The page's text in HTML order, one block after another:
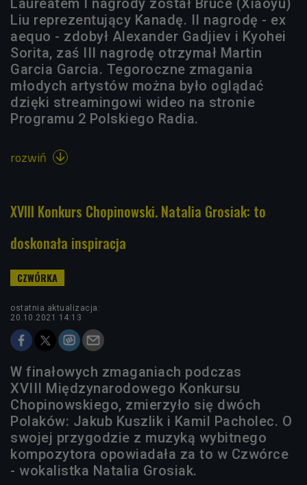
Liu reprezentujący Kanadę. II nagrodę - ex
aequo - zdobył Alexander Gadjiev i Kyohei
Sorita, zaś III nagrodę otrzymał Martin
Garcia Garcia. Tegoroczne zmagania
młodych artystów można było oglądać
dzięki streamingowi wideo na stronie
Programu 2 Polskiego Radia.
rozwiń 
XVIII Konkurs Chopinowski. Natalia Grosiak: to
doskonała inspiracja
ostatnia aktualizacja:
20.10.2021 14:13
W finałowych zmaganiach podczas
XVIII Międzynarodowego Konkursu
Chopinowskiego, zmierzyło się dwóch
Polaków: Jakub Kuszlik i Kamil Pacholec. O
swojej przygodzie z muzyką wybitnego
kompozytora opowiadała za to w Czwórce
- wokalistka Natalia Grosiak.